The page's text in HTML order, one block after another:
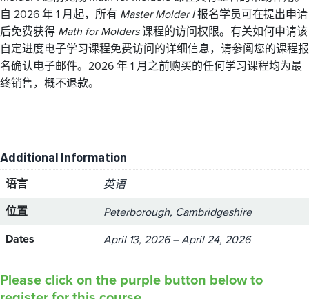
自 2026 年 1 月起，所有 Master Molder I报名学员可在提出申请
后免费获得 Math for Molders课程的访问权限。有关如何申请该
自定进度电子学习课程免费访问的详细信息，请参阅您的课程报
名确认电子邮件。2026 年 1 月之前购买的任何学习课程均为最
终销售，概不退款。
Additional Information
语言 英语
位置 Peterborough, Cambridgeshire
Dates April 13, 2026 – April 24, 2026
Please click on the purple button below to